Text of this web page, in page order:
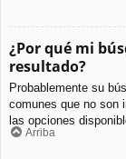
¿Por qué mi
resultado?
Probablemente su
comunes que no son
las opciones
Arriba